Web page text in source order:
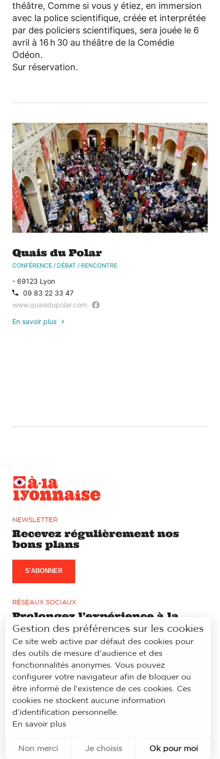
théâtre, Comme si vous y étiez, en immersion
avec la police scientifique, créée et interprétée
par des policiers scientifiques, sera jouée le 6
avril à 16 h 30 au théâtre de la Comédie
Odéon.
Sur réservation.
©
Quais du Polar
CONFÉRENCE / DÉBAT / RENCONTRE
- 69123 Lyon
09 83 22 33 47
www.quaisdupolar.com
En savoir plus
NEWSLETTER
Recevez régulièrement nos
bons plans
S'ABONNER
RÉSEAUX SOCIAUX
Prolongez l’expérience à la
lyonnaise sur notre page
Facebook et Instagram
© À la lyonnaise
Mentions légales
Accessibilité
Politique de confidentialité
Gestion des préférences sur les cookies
Ce site web active par défaut des cookies pour
des outils de mesure d'audience et des
fonctionnalités anonymes. Vous pouvez
configurer votre navigateur afin de bloquer ou
être informé de l'existence de ces cookies. Ces
cookies ne stockent aucune information
d’identification personnelle.
En savoir plus
Non merci Je choisis Ok pour moi